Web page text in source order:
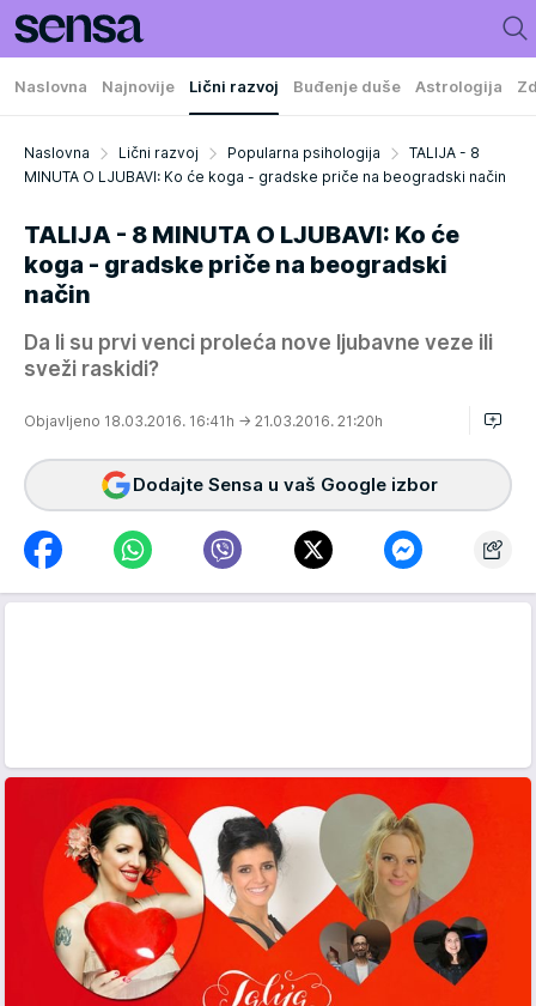
Naslovna Najnovije Lični razvoj Buđenje duše Astrologija
Naslovna Lični razvoj Popularna psihologija
TALIJA - 8
MINUTA O LJUBAVI: Ko će koga - gradske priče na beogradski način
TALIJA - 8 MINUTA O LJUBAVI: Ko će
koga - gradske priče na beogradski
način
Da li su prvi venci proleća nove ljubavne veze ili
sveži raskidi?
Objavljeno 18.03.2016. 16:41h → 21.03.2016. 21:20h
Dodajte Sensa u vaš Google izbor